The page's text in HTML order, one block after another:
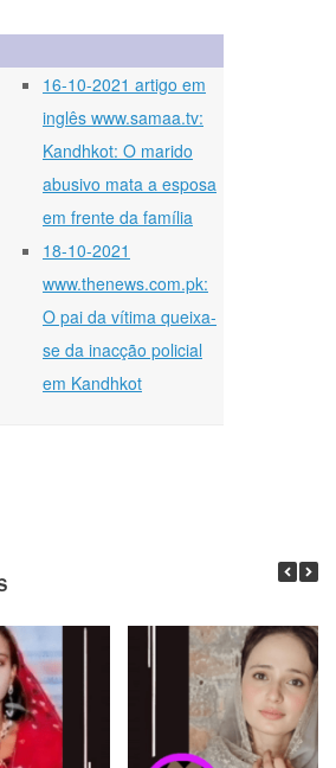
16-10-2021 artigo em
inglês www.samaa.tv:
Kandhkot: O marido
abusivo mata a esposa
em frente da família
18-10-2021
www.thenews.com.pk:
O pai da vítima queixa-
se da inacção policial
em Kandhkot